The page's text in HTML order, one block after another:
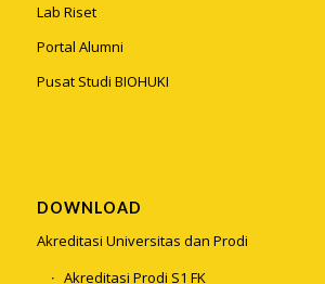
Lab Riset
Portal Alumni
Pusat Studi BIOHUKI
DOWNLOAD
Akreditasi Universitas dan Prodi
Akreditasi Prodi S1 FK